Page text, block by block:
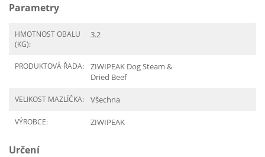
Parametry
HMOTNOST OBALU
(KG):
3.2
PRODUKTOVÁ ŘADA:
ZIWIPEAK Dog Steam &
Dried Beef
VELIKOST MAZLÍČKA: Všechna
VÝROBCE: ZIWIPEAK
Určení